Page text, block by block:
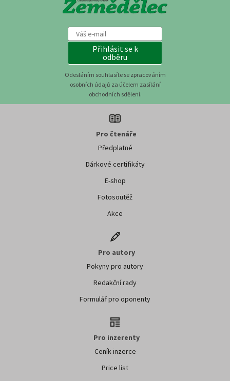
Přihlásit se k
odběru
Odesláním souhlasíte se zpracováním
osobních údajů za účelem zasílání
obchodních sdělení.
Pro čtenáře
Předplatné
Dárkové certifikáty
E-shop
Fotosoutěž
Akce
Pro autory
Pokyny pro autory
Redakční rady
Formulář pro oponenty
Pro inzerenty
Ceník inzerce
Price list